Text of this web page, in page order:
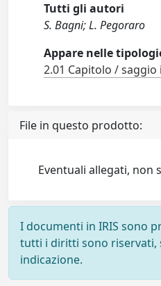
Tutti gli autori
S. Bagni; L. Pegoraro
Appare nelle
2.01 Capitolo /
File in questo prodotto:
Eventuali allegati, non
I documenti in IRIS sono
tutti i diritti sono riservati,
indicazione.